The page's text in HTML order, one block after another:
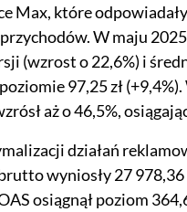
Max, które
W maju
(wzrost o 22,6%) i
97,25 zł
aż o 46,5%,
działań
wyniosły 27 978,36
osiągnął poziom